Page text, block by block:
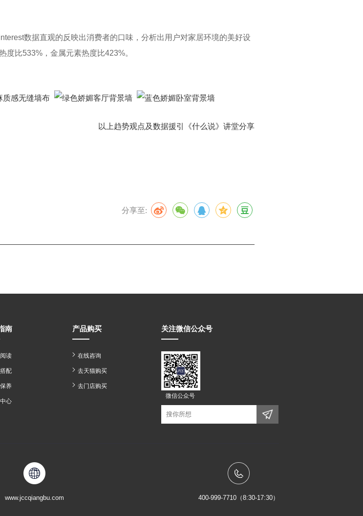
数据直观的反映出消费者的口味，分析出用户对家居环境的美好设
度比533%，金属元素热度比423%。
以上趋势观点及数据援引《什么说》讲堂分享
分享至:
南
读
配
养
心
产品购买
在线咨询
去天猫购买
去门店购买
关注微信公众号
微信公众号
www.jccqiangbu.com 400-999-7710（8:30-17:30）